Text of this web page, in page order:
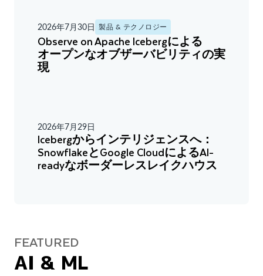
2026年7月30日 製品 & テクノロジー
Observe on Apache Icebergによる
オープンなオブザーバビリティの実
現
2026年7月29日
Icebergからインテリジェンスへ：
SnowflakeとGoogle CloudによるAI-
readyなボーダーレスレイクハウス
FEATURED
AI & ML